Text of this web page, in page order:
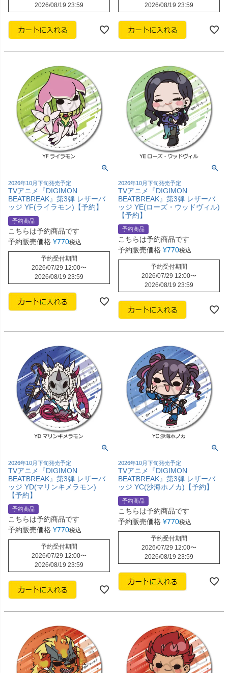
2026/08/19 23:59
2026/08/19 23:59
2026年10月下旬発売予定
TVアニメ『DIGIMON
BEATBREAK』第3弾 レザーバ
ッジ YF(ライラモン)【予約】
予約商品
こちらは予約商品です
予約販売価格 ¥770税込
予約受付期間
2026/07/29 12:00〜
2026/08/19 23:59
2026年10月下旬発売予定
TVアニメ『DIGIMON
BEATBREAK』第3弾 レザーバ
ッジ YE(ローズ・ウッドヴィル)
【予約】
予約商品
こちらは予約商品です
予約販売価格 ¥770税込
予約受付期間
2026/07/29 12:00〜
2026/08/19 23:59
2026年10月下旬発売予定
TVアニメ『DIGIMON
BEATBREAK』第3弾 レザーバ
ッジ YD(マリンキメラモン)
【予約】
予約商品
こちらは予約商品です
予約販売価格 ¥770税込
予約受付期間
2026/07/29 12:00〜
2026/08/19 23:59
2026年10月下旬発売予定
TVアニメ『DIGIMON
BEATBREAK』第3弾 レザーバ
ッジ YC(沙海ホノカ)【予約】
予約商品
こちらは予約商品です
予約販売価格 ¥770税込
予約受付期間
2026/07/29 12:00〜
2026/08/19 23:59